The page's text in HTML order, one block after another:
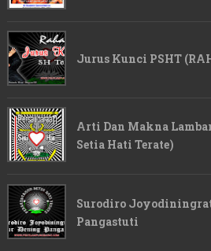
Jurus Kunci PSHT
Arti Dan Makna
Setia Hati Terate)
Surodiro
Pangastuti